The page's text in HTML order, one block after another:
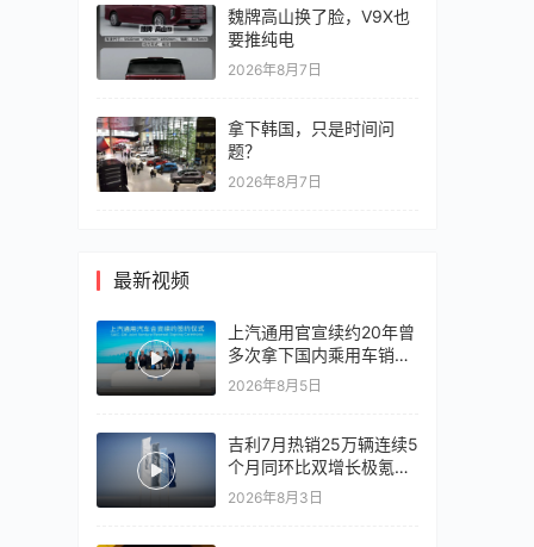
魏牌高山换了脸，V9X也
要推纯电
2026年8月7日
拿下韩国，只是时间问
题？
2026年8月7日
最新视频
上汽通用官宣续约20年曾
多次拿下国内乘用车销冠
竞争激烈，上汽通用有信
2026年8月5日
吉利7月热销25万辆连续5
个月同环比双增长极氪销
量同比翻倍，出口再破10
2026年8月3日